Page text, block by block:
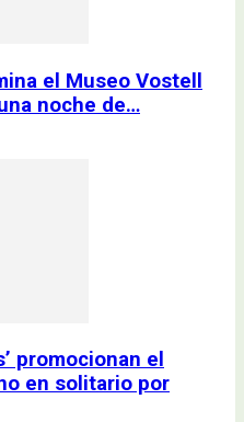
el Museo Vostell
noche de…
promocionan el
en solitario por